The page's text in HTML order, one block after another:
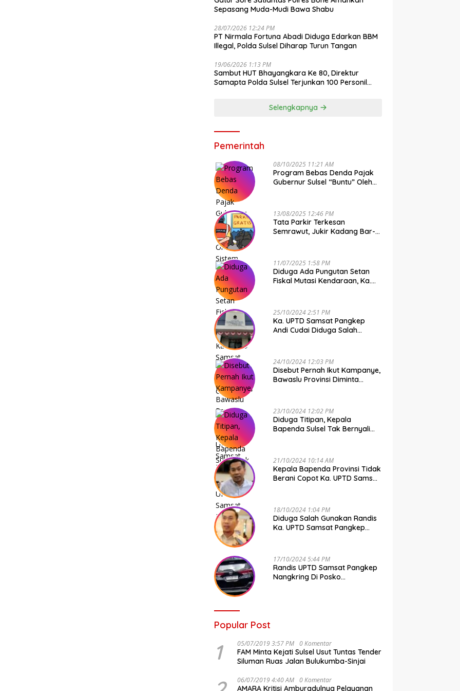
Sepasang Muda-Mudi Bawa Shabu
28/07/2026 12:24 PM
PT Nirmala Fortuna Abadi Diduga Edarkan BBM
Illegal, Polda Sulsel Diharap Turun Tangan
19/06/2026 1:13 PM
Sambut HUT Bhayangkara Ke 80, Direktur
Samapta Polda Sulsel Terjunkan 100 Personil
Selengkapnya
Pemerintah
08/10/2025 11:21 AM
Program Bebas Denda Pajak
Gubernur Sulsel “Buntu” Oleh
13/08/2025 12:46 PM
Tata Parkir Terkesan
Semrawut, Jukir Kadang Bar-
11/07/2025 1:58 PM
Diduga Ada Pungutan Setan
Fiskal Mutasi Kendaraan, Ka.
25/10/2024 2:51 PM
Ka. UPTD Samsat Pangkep
Andi Cudai Diduga Salah
24/10/2024 12:03 PM
Disebut Pernah Ikut Kampanye,
Bawaslu Provinsi Diminta
23/10/2024 12:02 PM
Diduga Titipan, Kepala
Bapenda Sulsel Tak Bernyali
21/10/2024 10:14 AM
Kepala Bapenda Provinsi Tidak
Berani Copot Ka. UPTD Samsat
18/10/2024 1:04 PM
Diduga Salah Gunakan Randis
Ka. UPTD Samsat Pangkep
17/10/2024 5:44 PM
Randis UPTD Samsat Pangkep
Nangkring Di Posko
Popular Post
1 05/07/2019 3:57 PM 0 Komentar
FAM Minta Kejati Sulsel Usut Tuntas Tender
Siluman Ruas Jalan Bulukumba-Sinjai
06/07/2019 4:40 AM 0 Komentar
AMARA Kritisi Amburadulnya Pelayanan